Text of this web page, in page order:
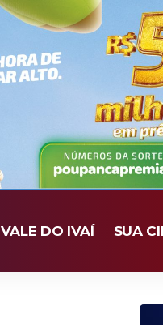
VALE DO IVAÍ SUA